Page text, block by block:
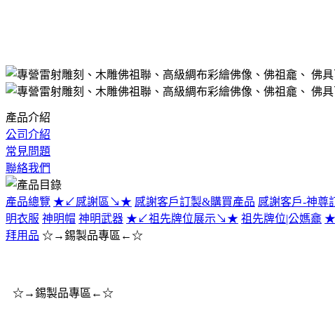
產品介紹
公司介紹
常見問題
聯絡我們
產品總覽 ★↙感謝區↘★ 感謝客戶訂製&購買產品 感謝客戶-神尊
明衣服 神明帽 神明武器 ★↙祖先牌位展示↘★ 祖先牌位|公媽龕
拜用品 ☆→錫製品專區←☆
☆→錫製品專區←☆